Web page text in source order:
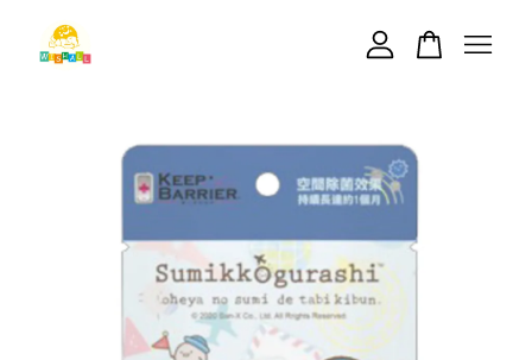
繼續購物